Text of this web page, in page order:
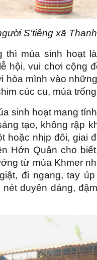
S’tiêng xã
thì múa sinh hoạt
hội, vui chơi cộng
hòa mình vào
cúc cu, múa
sinh hoạt mang
tạo, không rập
hoặc nhịp đôi, giai
Hớn Quản cho
từ múa Khmer
đi ngang, tay
duyên dáng,